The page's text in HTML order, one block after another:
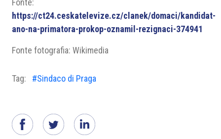
Fonte:
https://ct24.ceskatelevize.cz/clanek/domaci/kandidat-
ano-na-primatora-prokop-oznamil-rezignaci-374941
Fonte fotografia: Wikimedia
Tag: #Sindaco di Praga